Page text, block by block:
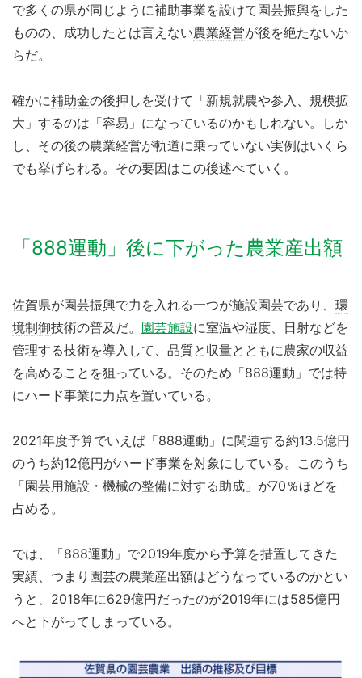
で多くの県が同じように補助事業を設けて園芸振興をした
ものの、成功したとは言えない農業経営が後を絶たないか
らだ。
確かに補助金の後押しを受けて「新規就農や参入、規模拡
大」するのは「容易」になっているのかもしれない。しか
し、その後の農業経営が軌道に乗っていない実例はいくら
でも挙げられる。その要因はこの後述べていく。
「888運動」後に下がった農業産出額
佐賀県が園芸振興で力を入れる一つが施設園芸であり、 環
境制御技術の普及だ。 園芸施設に室温や湿度、日射などを
管理する技術を導入して、品質と収量とともに農家の収益
を高めることを狙っている。そのため「888運動」では特
にハード事業に力点を置いている。
2021年度予算でいえば「888運動」に関連する約13.5億円
のうち約12億円がハード事業を対象にしている。このうち
「園芸用施設・機械の整備に対する助成」が70％ほどを
占める。
では、「888運動」で2019年度から予算を措置してきた
実績、つまり園芸の農業産出額はどうなっているのかとい
うと、2018年に629億円だったのが2019年には585億円
へと下がってしまっている。